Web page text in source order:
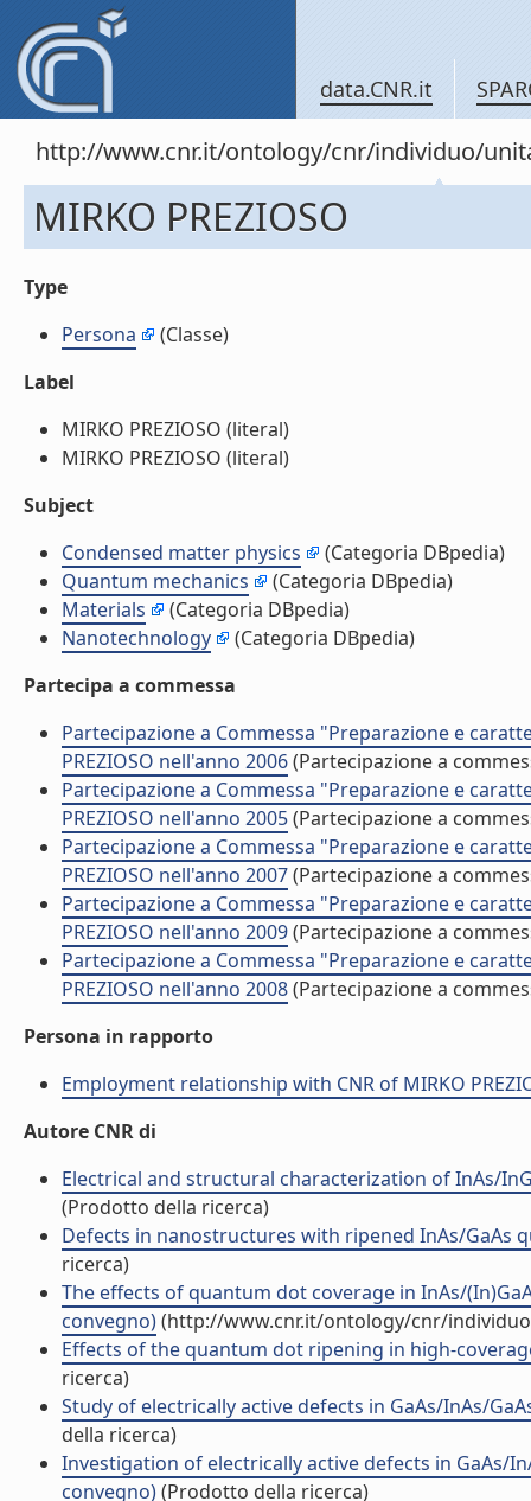
data.CNR.it
http://www.cnr.it/ontology/cnr/individuo/
MIRKO PREZIOSO
Type
Persona
(Classe)
Label
MIRKO PREZIOSO (literal)
MIRKO PREZIOSO (literal)
Subject
Condensed matter physics
(Categoria DBpedia)
Quantum mechanics
(Categoria DBpedia)
Materials
(Categoria DBpedia)
Nanotechnology
(Categoria DBpedia)
Partecipa a commessa
Partecipazione a Commessa "Preparazione e
PREZIOSO nell'anno 2006(Partecipazione a
Partecipazione a Commessa "Preparazione e
PREZIOSO nell'anno 2005(Partecipazione a
Partecipazione a Commessa "Preparazione e
PREZIOSO nell'anno 2007(Partecipazione a
Partecipazione a Commessa "Preparazione e
PREZIOSO nell'anno 2009(Partecipazione a
Partecipazione a Commessa "Preparazione e
PREZIOSO nell'anno 2008(Partecipazione a
Persona in rapporto
Employment relationship with CNR of MIRKO
Autore CNR di
Electrical and structural characterization of InAs/
(Prodotto della ricerca)
Defects in nanostructures with ripened InAs/GaAs
ricerca)
The effects of quantum dot coverage in InAs/
convegno)(http://www.cnr.it/ontology/cnr/
Effects of the quantum dot ripening in high-
ricerca)
Study of electrically active defects in GaAs/InAs/
della ricerca)
Investigation of electrically active defects in GaAs/
convegno)(Prodotto della ricerca)